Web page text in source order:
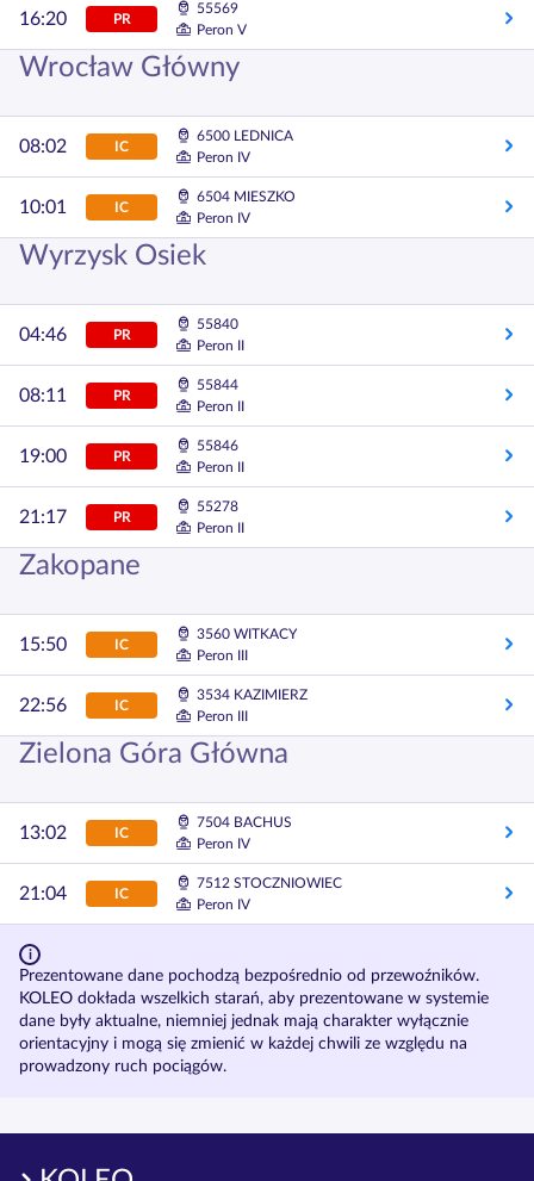
16:20 PR
55569
Peron V
Wrocław Główny
08:02 IC
6500 LEDNICA
Peron IV
10:01 IC
6504 MIESZKO
Peron IV
Wyrzysk Osiek
04:46 PR
55840
Peron II
08:11 PR
55844
Peron II
19:00 PR
55846
Peron II
21:17 PR
55278
Peron II
Zakopane
15:50 IC
3560 WITKACY
Peron III
22:56 IC
3534 KAZIMIERZ
Peron III
Zielona Góra Główna
13:02 IC
7504 BACHUS
Peron IV
21:04 IC
7512 STOCZNIOWIEC
Peron IV
Prezentowane dane pochodzą bezpośrednio od przewoźników.
KOLEO dokłada wszelkich starań, aby prezentowane w systemie
dane były aktualne, niemniej jednak mają charakter wyłącznie
orientacyjny i mogą się zmienić w każdej chwili ze względu na
prowadzony ruch pociągów.